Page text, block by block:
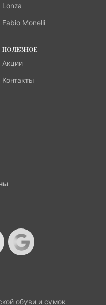
Lonza
Fabio Monelli
ПОЛЕЗНОЕ
Акции
Контакты
обуви и сумок